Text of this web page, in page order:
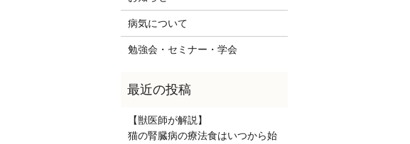
病気について
勉強会・セミナー・学会
【獣医師が解説】
猫の腎臓病の療法食はいつから始